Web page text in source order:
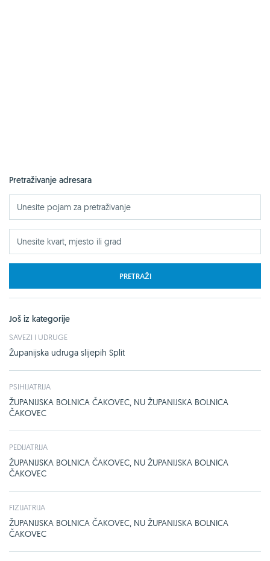
Pretraživanje adresara
PRETRAŽI
Još iz kategorije
SAVEZI I UDRUGE
Županijska udruga slijepih Split
PSIHIJATRIJA
ŽUPANIJSKA BOLNICA ČAKOVEC, NU ŽUPANIJSKA BOLNICA
ČAKOVEC
PEDIJATRIJA
ŽUPANIJSKA BOLNICA ČAKOVEC, NU ŽUPANIJSKA BOLNICA
ČAKOVEC
FIZIJATRIJA
ŽUPANIJSKA BOLNICA ČAKOVEC, NU ŽUPANIJSKA BOLNICA
ČAKOVEC